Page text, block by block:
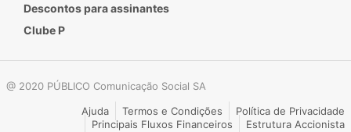
Descontos para assinantes
Clube P
@ 2020 PÚBLICO Comunicação Social SA
Ajuda
Termos e Condições
Política de Privacidade
Principais Fluxos Financeiros
Estrutura Accionista